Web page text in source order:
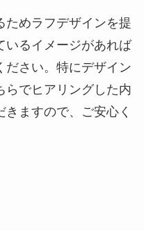
ためラフデザインを提
いるイメージがあれば
ださい。特にデザイン
らでヒアリングした内
ますので、ご安心く